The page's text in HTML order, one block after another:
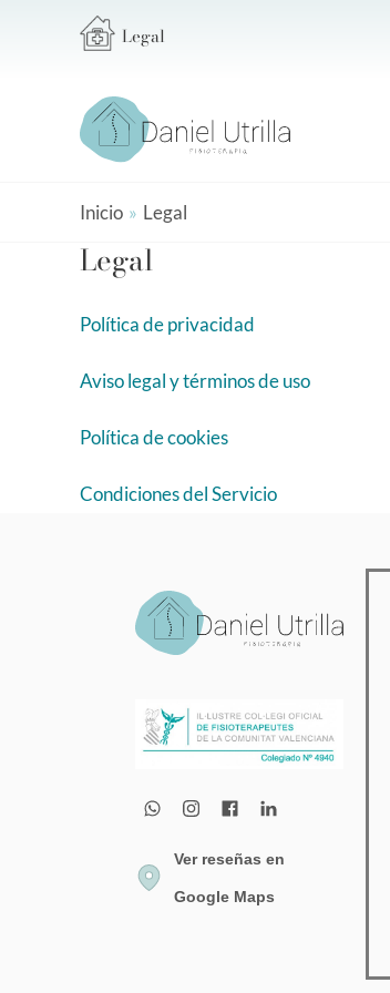
Legal
Inicio Legal
Legal
Política de privacidad
Aviso legal y términos de uso
Política de cookies
Condiciones del Servicio
Ver reseñas en
Google Maps